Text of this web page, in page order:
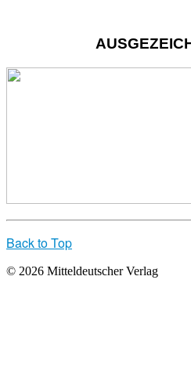
Back to Top
© 2026 Mitteldeutscher Verlag